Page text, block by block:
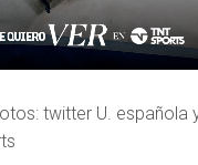
twitter U. española